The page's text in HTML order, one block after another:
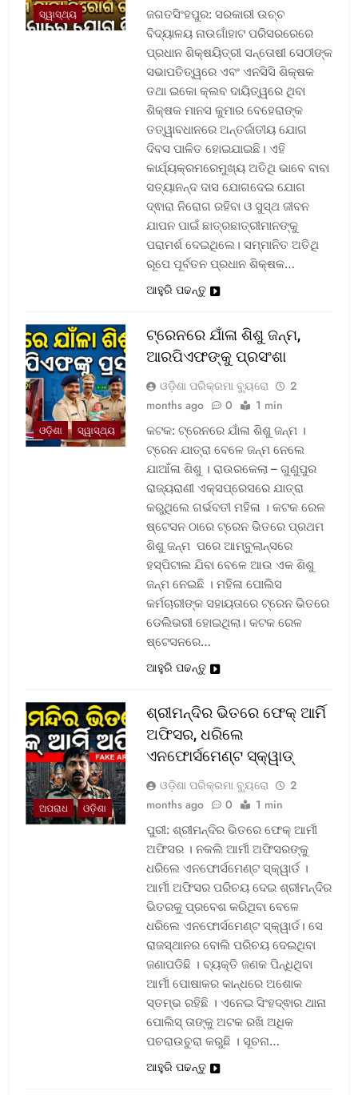
ସ୍ୱାସ୍ଥ୍ୟ
ଜଗତସିଂହପୁର: ସରକାରୀ ଉଚ୍ଚ
ବିଦ୍ୟାଳୟ ନାଉଗାଁହାଟ ପରିସରରେରେ
ପ୍ରଧାନ ଶିକ୍ଷୟିତ୍ରୀ ସନ୍ତୋଷୀ ସେଠୀଙ୍କ
ସଭାପତିତ୍ୱରେ ଏବଂ ଏନସିସି ଶିକ୍ଷକ
ତଥା ଇକୋ କ୍ଲବ ଦାୟିତ୍ୱରେ ଥିବା
ଶିକ୍ଷକ ମାନସ କୁମାର ବେହେରାଙ୍କ
ତତ୍ୱାବଧାନରେ ଅନ୍ତର୍ଜାତୀୟ ଯୋଗ
ଦିବସ ପାଳିତ ହୋଇଯାଇଛି। ଏହି
କାର୍ଯ୍ୟକ୍ରମରେମୁଖ୍ୟ ଅତିଥି ଭାବେ ବାବା
ସତ୍ୟାନନ୍ଦ ଦାସ ଯୋଗଦେଇ ଯୋଗ
ଦ୍ଵାରା ନିରୋଗ ରହିବା ଓ ସୁସ୍ଥ ଜୀବନ
ଯାପନ ପାଇଁ ଛାତ୍ରଛାତ୍ରୀମାନଙ୍କୁ
ପରାମର୍ଶ ଦେଇଥିଲେ। ସମ୍ମାନିତ ଅତିଥି
ରୂପେ ପୂର୍ବତନ ପ୍ରଧାନ ଶିକ୍ଷକ…
ଆହୁରି ପଢନ୍ତୁ
ଓଡ଼ିଶା ସ୍ୱାସ୍ଥ୍ୟ
ଟ୍ରେନରେ ଯାଁଳା ଶିଶୁ ଜନ୍ମ,
ଆରପିଏଫଙ୍କୁ ପ୍ରସଂଶା
ଓଡ଼ିଶା ପରିକ୍ରମା ବ୍ୟୁରୋ
2
months ago
0 1 min
କଟକ: ଟ୍ରେନରେ ଯାଁଳା ଶିଶୁ ଜନ୍ମ ।
ଟ୍ରେନ ଯାତ୍ରା ବେଳେ ଜନ୍ମ ନେଲେ
ଯାଆଁଳା ଶିଶୁ । ରାଉରକେଲା – ଗୁଣୁପୁର
ରାଜ୍ୟରାଣୀ ଏକ୍ସପ୍ରେସରେ ଯାତ୍ରା
କରୁଥିଲେ ଗର୍ଭବତୀ ମହିଳା । କଟକ ରେଳ
ଷ୍ଟେସନ ଠାରେ ଟ୍ରେନ ଭିତରେ ପ୍ରଥମ
ଶିଶୁ ଜନ୍ମ ପରେ ଆମ୍ବୁଲାନ୍ସରେ
ହସ୍ପିଟାଲ ଯିବା ବେଳେ ଆଉ ଏକ ଶିଶୁ
ଜନ୍ମ ନେଇଛି । ମହିଳା ପୋଲିସ
କର୍ମଚାରୀଙ୍କ ସହାୟତାରେ ଟ୍ରେନ ଭିତରେ
ଡେଲିଭରୀ ହୋଇଥିଲା। କଟକ ରେଳ
ଷ୍ଟେସନରେ…
ଆହୁରି ପଢନ୍ତୁ
ଅପରାଧ ଓଡ଼ିଶା
ଶ୍ରୀମନ୍ଦିର ଭିତରେ ଫେକ୍ ଆର୍ମି
ଅଫିସର, ଧରିଲେ
ଏନଫୋର୍ସମେଣ୍ଟ ସ୍କ୍ୱାଡ୍‌
ଓଡ଼ିଶା ପରିକ୍ରମା ବ୍ୟୁରୋ
2
months ago
0 1 min
ପୁରୀ: ଶ୍ରୀମନ୍ଦିର ଭିତରେ ଫେକ୍ ଆର୍ମୀ
ଅଫିସର । ନକଲି ଆର୍ମୀ ଅଫିସରଙ୍କୁ
ଧରିଲେ ଏନଫୋର୍ସମେଣ୍ଟ ସ୍କ୍ୱାର୍ଡ ।
ଆର୍ମୀ ଅଫିସର ପରିଚୟ ଦେଇ ଶ୍ରୀମନ୍ଦିର
ଭିତରକୁ ପ୍ରବେଶ କରିଥିବା ବେଳେ
ଧରିଲେ ଏନଫୋର୍ସମେଣ୍ଟ ସ୍କ୍ୱାର୍ଡ। ସେ
ରାଜସ୍ଥାନର ବୋଲି ପରିଚୟ ଦେଇଥିବା
ଜଣାପଡିଛି । ବ୍ୟକ୍ତି ଜଣକ ପିନ୍ଧିଥିବା
ଆର୍ମୀ ପୋଷାକର କାନ୍ଧରେ ଅଶୋକ
ସ୍ତମ୍ଭ ରହିଛି । ଏନେଇ ସିଂହଦ୍ଵାର ଥାନା
ପୋଲିସ୍ ତାଙ୍କୁ ଅଟକ ରଖି ଅଧିକ
ପଚରାଉଚୁରା କରୁଛି । ସୂଚନା…
ଆହୁରି ପଢନ୍ତୁ